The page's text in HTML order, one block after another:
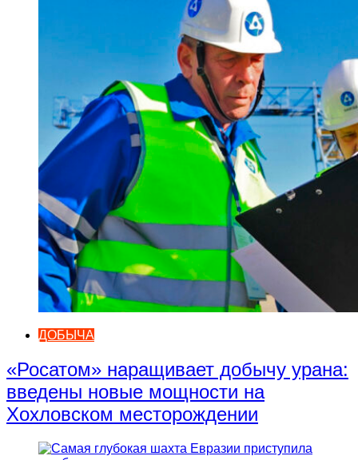
ДОБЫЧА
«Росатом» наращивает добычу урана:
введены новые мощности на
Хохловском месторождении